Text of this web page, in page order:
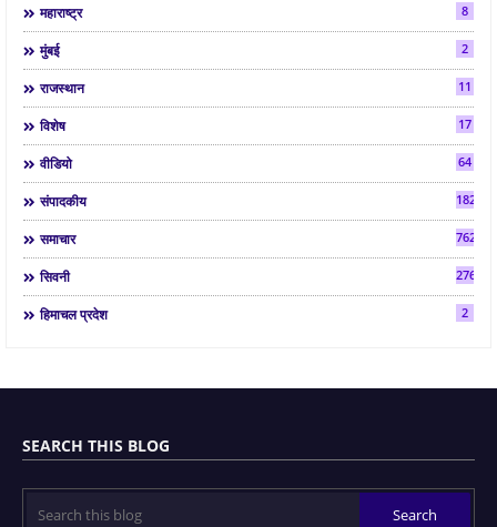
महाराष्ट्र 8
मुंबई 2
राजस्थान 11
विशेष 17
वीडियो 64
संपादकीय 182
समाचार 7624
सिवनी 2763
हिमाचल प्रदेश 2
SEARCH THIS BLOG